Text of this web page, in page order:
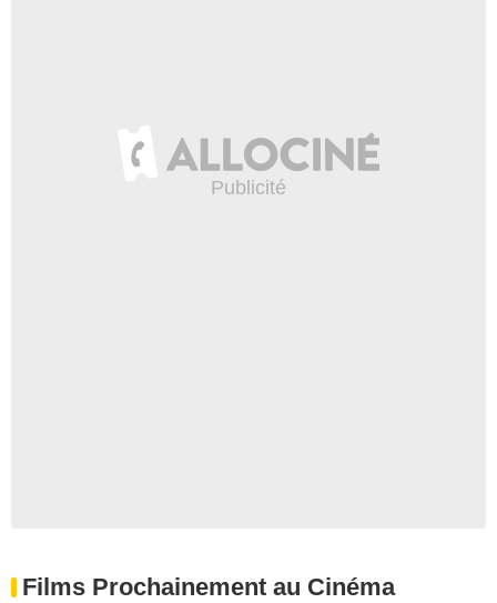
Films Prochainement au Cinéma